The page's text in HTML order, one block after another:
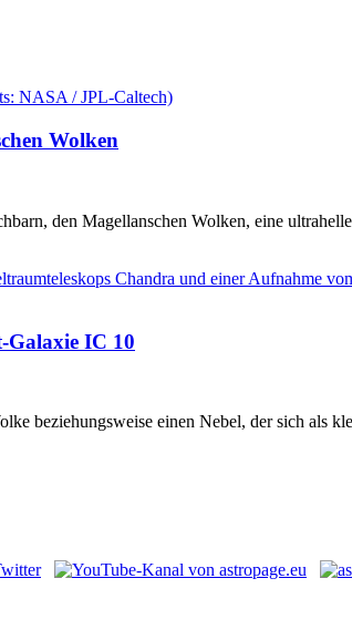
Wolken
den Magellanschen Wolken, eine
Galaxie IC 10
beziehungsweise einen Nebel, der sich als